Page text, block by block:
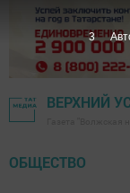
ВЕРХНИЙ
ОБЩЕСТВО
2